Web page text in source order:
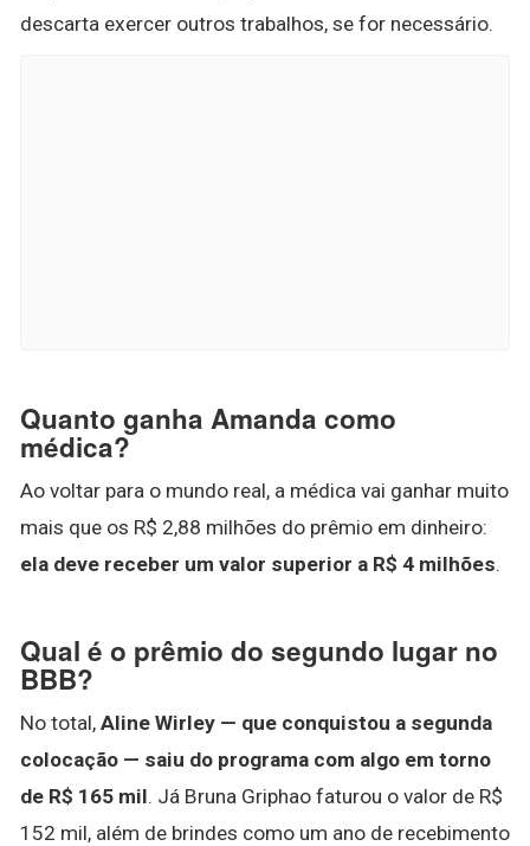
descarta exercer outros trabalhos, se for necessário.
Quanto ganha Amanda como
médica?
Ao voltar para o mundo real, a médica vai ganhar muito
mais que os R$ 2,88 milhões do prêmio em dinheiro:
ela deve receber um valor superior a R$ 4 milhões.
Qual é o prêmio do segundo lugar no
BBB?
No total, Aline Wirley — que conquistou a segunda
colocação — saiu do programa com algo em torno
de R$ 165 mil. Já Bruna Griphao faturou o valor de R$
152 mil, além de brindes como um ano de recebimento